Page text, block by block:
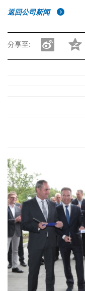
返回公司新闻
分享至: